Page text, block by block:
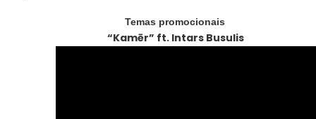
Temas promocionais
“Kamēr” ft. Intars Busulis